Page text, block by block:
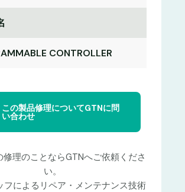
CONTROLLER
この製品修理についてGTNに問
い合わせ
修理のことならGTNへご依頼くださ
い。
フによるリペア・メンテナンス技術